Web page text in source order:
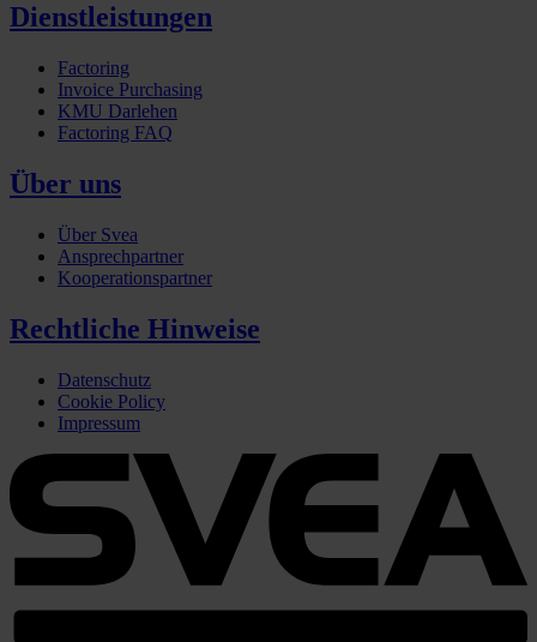
Dienstleistungen
Factoring
Invoice Purchasing
KMU Darlehen
Factoring FAQ
Über uns
Über Svea
Ansprechpartner
Kooperationspartner
Rechtliche Hinweise
Datenschutz
Cookie Policy
Impressum